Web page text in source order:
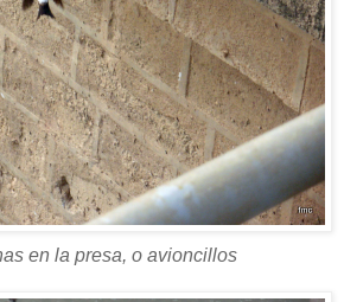
en la presa, o avioncillos